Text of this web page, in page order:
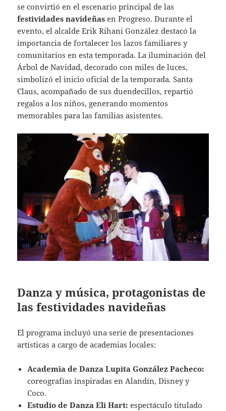
se convirtió en el escenario principal de las
festividades navideñas en Progreso. Durante el
evento, el alcalde Erik Rihani González destacó la
importancia de fortalecer los lazos familiares y
comunitarios en esta temporada. La iluminación del
Árbol de Navidad, decorado con miles de luces,
simbolizó el inicio oficial de la temporada. Santa
Claus, acompañado de sus duendecillos, repartió
regalos a los niños, generando momentos
memorables para las familias asistentes.
Danza y música, protagonistas de
las festividades navideñas
El programa incluyó una serie de presentaciones
artísticas a cargo de academias locales:
Academia de Danza Lupita González Pacheco:
coreografías inspiradas en Alandín, Disney y
Coco.
Estudio de Danza Eli Hart: espectáculo titulado